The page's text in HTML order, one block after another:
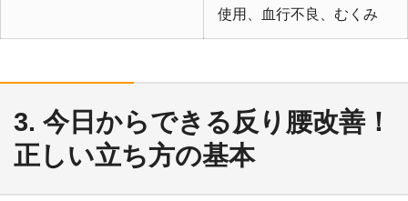
使用、血行不良、むくみ
3. 今日からできる反り腰改善！
正しい立ち方の基本